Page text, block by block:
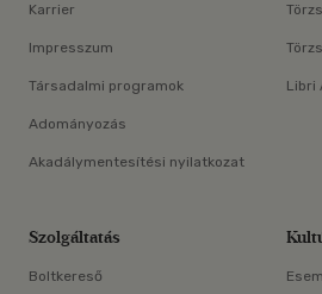
Karrier
Impresszum
Társadalmi programok
Adományozás
Akadálymentesítési nyilatkozat
Libri
Szolgáltatás
Boltkereső